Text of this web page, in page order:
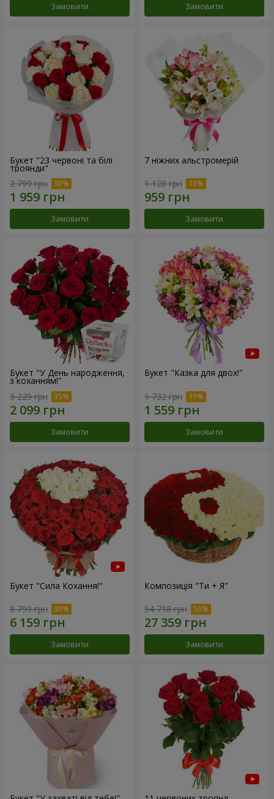
Замовити Замовити
Букет "23 червоні та білі
троянди"
2 799 грн
Замовити
7 ніжних альстромерій
1 128 грн
Замовити
Букет "У День народження,
з коханням!"
3 229 грн
Замовити
Букет "Казка для двох!"
1 732 грн
Замовити
Букет "Сила Кохання!"
8 799 грн
Замовити
Композиція "Ти + Я"
54 718 грн
Замовити